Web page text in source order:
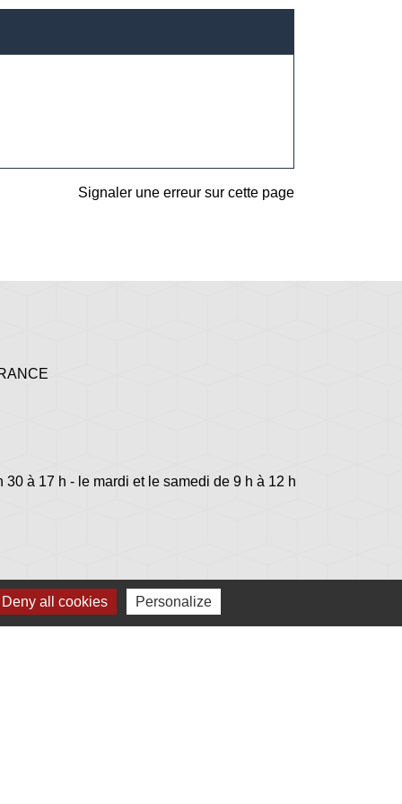
Signaler une erreur sur cette page
à 17 h - le mardi et le samedi de 9 h à 12 h
Deny all cookies Personalize